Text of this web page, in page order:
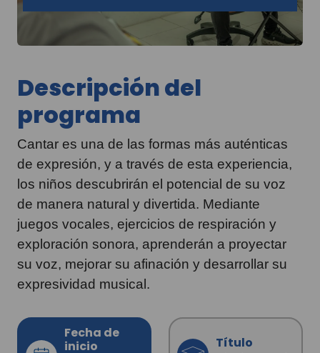
Descripción del
programa
Cantar es una de las formas más auténticas
de expresión, y a través de esta experiencia,
los niños descubrirán el potencial de su voz
de manera natural y divertida. Mediante
juegos vocales, ejercicios de respiración y
exploración sonora, aprenderán a proyectar
su voz, mejorar su afinación y desarrollar su
expresividad musical.
Fecha de
inicio
Título